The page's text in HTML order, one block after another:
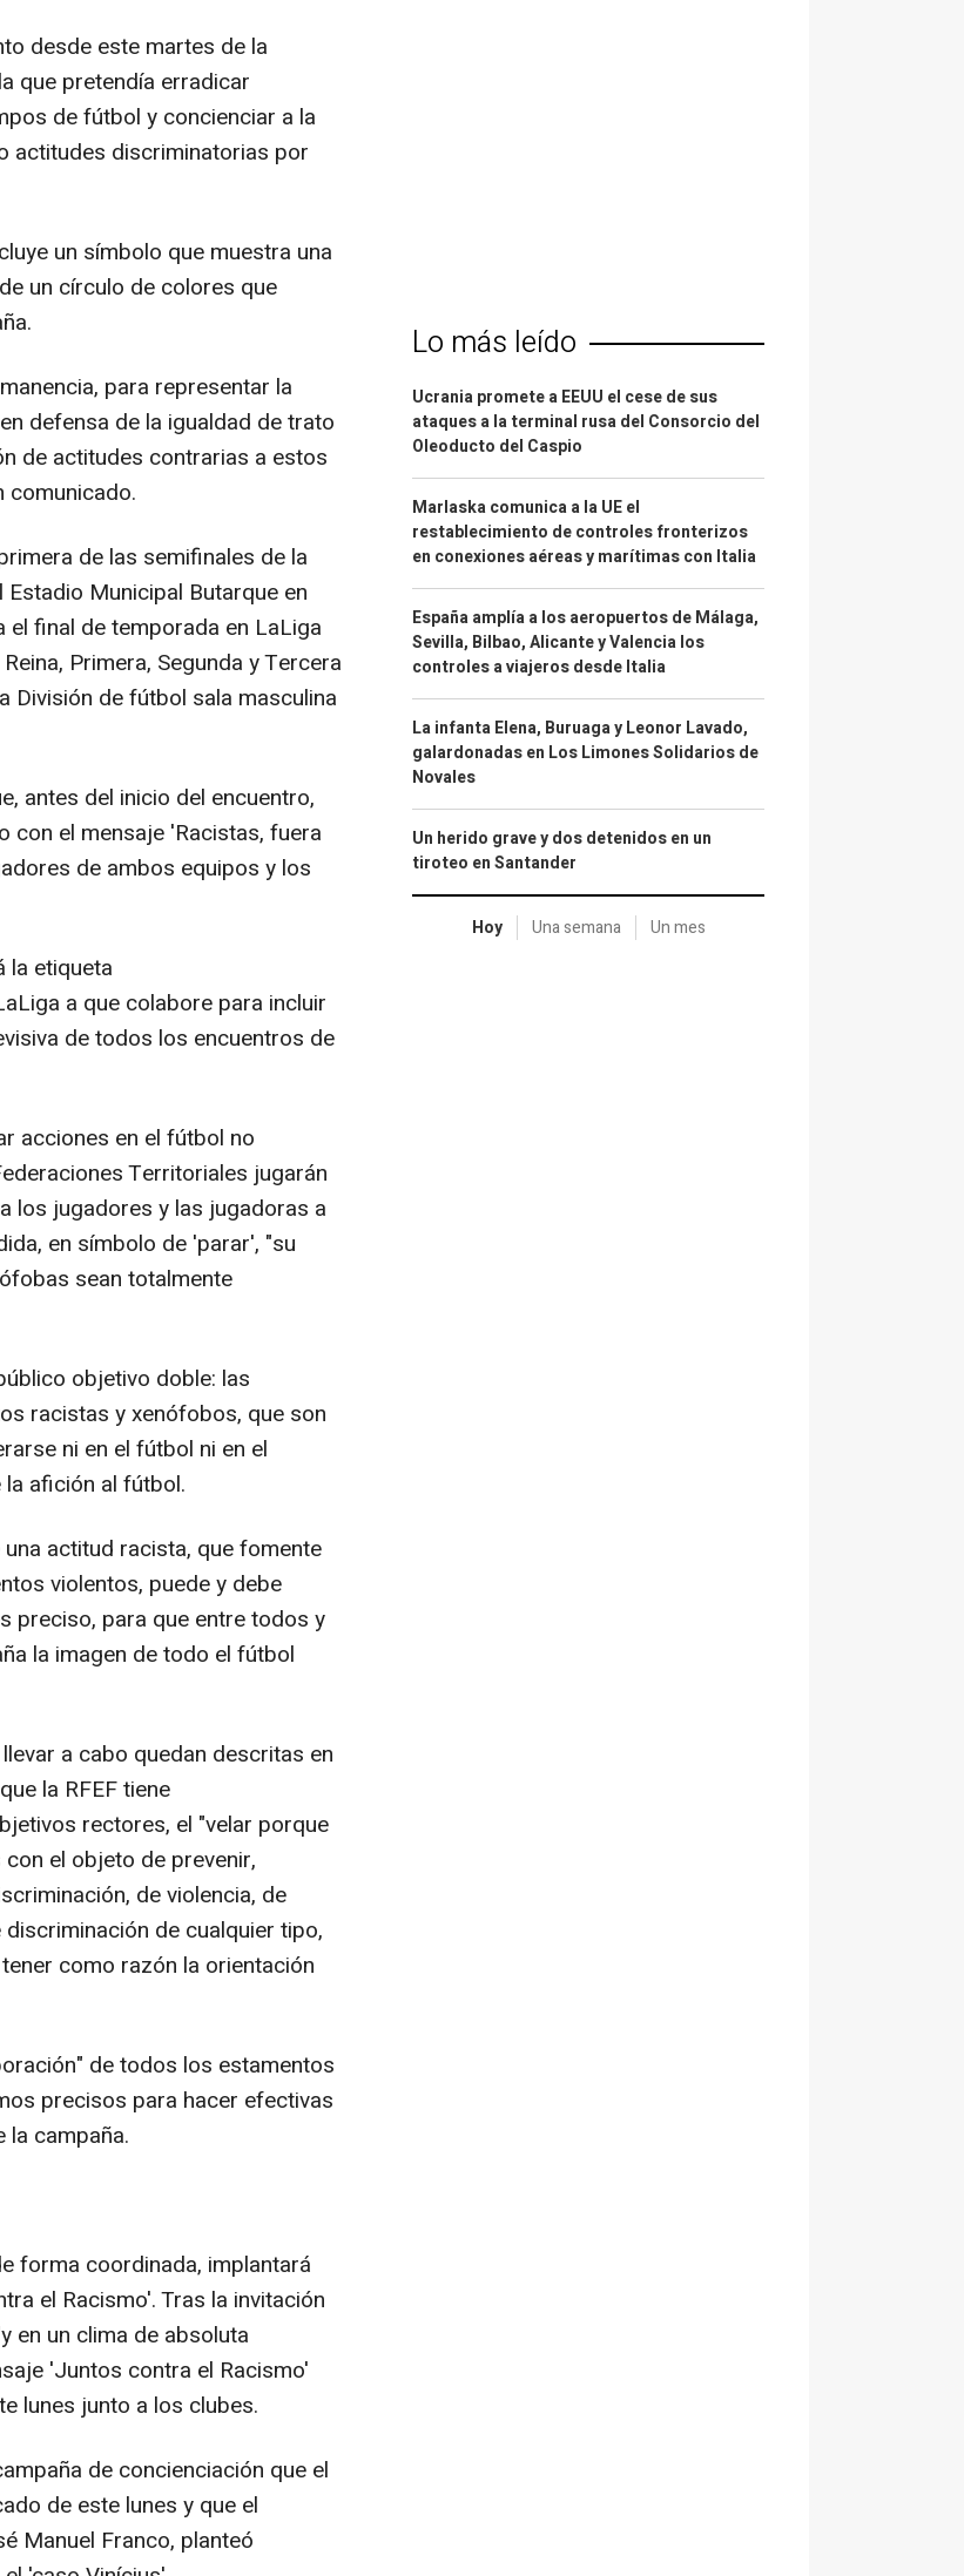
desde este martes de la
que pretendía erradicar
de fútbol y concienciar a la
actitudes discriminatorias por
un símbolo que muestra una
un círculo de colores que
para representar la
defensa de la igualdad de trato
de actitudes contrarias a estos
comunicado.
de las semifinales de la
Municipal Butarque en
final de temporada en LaLiga
Primera, Segunda y Tercera
División de fútbol sala masculina
antes del inicio del encuentro,
con el mensaje 'Racistas, fuera
de ambos equipos y los
la etiqueta
a que colabore para incluir
de todos los encuentros de
acciones en el fútbol no
Territoriales jugarán
los jugadores y las jugadoras a
en símbolo de 'parar', "su
sean totalmente
objetivo doble: las
racistas y xenófobos, que son
ni en el fútbol ni en el
afición al fútbol.
actitud racista, que fomente
violentos, puede y debe
preciso, para que entre todos y
la imagen de todo el fútbol
a cabo quedan descritas en
la RFEF tiene
rectores, el "velar porque
el objeto de prevenir,
de violencia, de
de cualquier tipo,
como razón la orientación
de todos los estamentos
precisos para hacer efectivas
campaña.
forma coordinada, implantará
el Racismo'. Tras la invitación
en un clima de absoluta
'Juntos contra el Racismo'
lunes junto a los clubes.
de concienciación que el
de este lunes y que el
Manuel Franco, planteó
Lo más leído
Ucrania promete a EEUU el cese de sus
ataques a la terminal rusa del Consorcio del
Oleoducto del Caspio
Marlaska comunica a la UE el
restablecimiento de controles fronterizos
en conexiones aéreas y marítimas con Italia
España amplía a los aeropuertos de Málaga,
Sevilla, Bilbao, Alicante y Valencia los
controles a viajeros desde Italia
La infanta Elena, Buruaga y Leonor Lavado,
galardonadas en Los Limones Solidarios de
Novales
Un herido grave y dos detenidos en un
tiroteo en Santander
Hoy Una semana Un mes